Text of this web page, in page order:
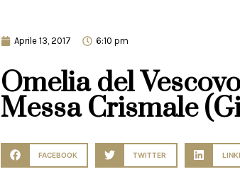
Aprile 13, 2017 6:10 pm
Omelia del
Messa Crismale
FACEBOOK TWITTER